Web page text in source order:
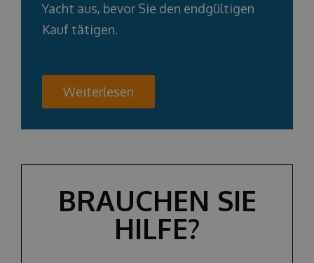
Yacht aus, bevor Sie den endgültigen
Kauf tätigen.
Weiterlesen
BRAUCHEN SIE
HILFE?